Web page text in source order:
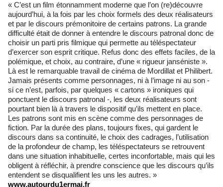
« C’est un film étonnamment moderne que l’on (re)découvre
aujourd’hui, à la fois par les choix formels des deux réalisateurs
et par le discours prémonitoire de certains patrons. La grande
difficulté était de donner à entendre le discours patronal donc de
choisir un parti pris filmique qui permette au téléspectateur
d’exercer son esprit critique. Refus donc des effets faciles, de la
polémique, et choix, au contraire, d’une « rigueur janséniste ».
Là est le remarquable travail de cinéma de Mordillat et Philibert.
Jamais présents comme personnages, ni à l’image ni au son -
si ce n’est, parfois, par quelques « cartons » ironiques qui
ponctuent le discours patronal -, les deux réalisateurs sont
pourtant bien là à travers le dispositif qu’ils mettent en place.
Les patrons sont mis en scène comme des personnages de
fiction. Par la durée des plans, toujours fixes, qui gardent le
discours dans sa continuité, le choix des cadrages, l’utilisation
de la profondeur de champ, les téléspectateurs se retrouvent
dans une situation inhabituelle, certes inconfortable, mais qui les
obligent à réfléchir, à prendre conscience que les discours qu’ils
entendent se disqualifient les uns les autres. »
www.autourdu1ermai.fr